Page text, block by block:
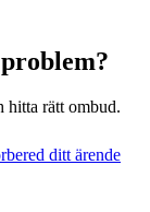
hitta rätt ombud.
ditt ärende